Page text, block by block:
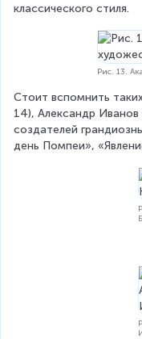
классического стиля.
Рис. 13.
Стоит вспомнить
14), Александр Иванов
создателей
день Помпеи»,